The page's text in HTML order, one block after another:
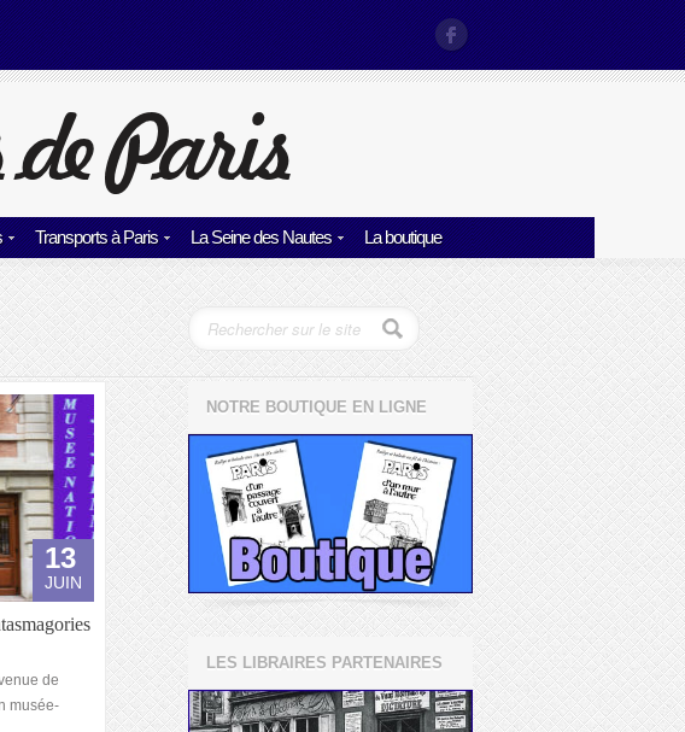
Transports à Paris La Seine des Nautes La boutique
13
JUIN
de
musée-
NOTRE BOUTIQUE EN LIGNE
LES LIBRAIRES PARTENAIRES